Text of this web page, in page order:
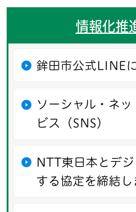
情報化推
鉾田市公式LINE
ソーシャル・ネ
ビス（SNS）
NTT東日本とデ
する協定を締結し